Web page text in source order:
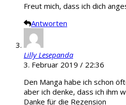
Freut mich, dass ich dich
Antworten
Lilly Lesepanda
3. Februar 2019 / 22:36
Den Manga habe ich schon
aber ich denke, dass ich ihm
Danke für die Rezension